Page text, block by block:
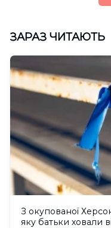
ЗАРАЗ ЧИТАЮТЬ
З окупованої
яку батьки ховали